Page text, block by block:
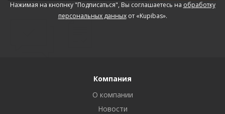
Нажимая на кнопнку "Подписаться", Вы соглашаетесь на обработку
персональных данныхот «Kupibas».
Компания
О компании
Новости